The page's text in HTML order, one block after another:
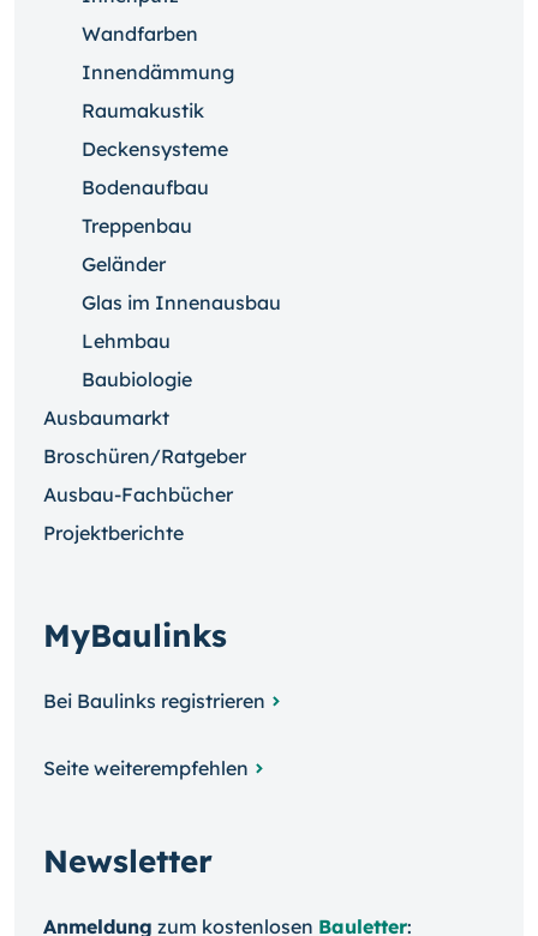
Wandfarben
Innendämmung
Raumakustik
Deckensysteme
Bodenaufbau
Treppenbau
Geländer
Glas im Innenausbau
Lehmbau
Baubiologie
Ausbaumarkt
Broschüren/Ratgeber
Ausbau-Fachbücher
Projektberichte
MyBaulinks
Bei Baulinks registrieren
Seite weiterempfehlen
Newsletter
Anmeldung zum kosten­losen Bauletter: